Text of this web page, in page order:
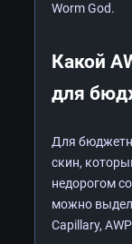
Worm God.
Какой
для
Для
скин,
недорогом
можно
Capillary,